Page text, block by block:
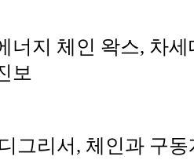
너지 체인 왁스, 차세
보
그리서, 체인과 구동